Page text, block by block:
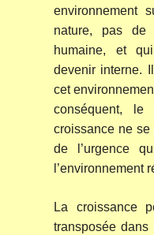
environnement
nature, pas de
humaine, et
devenir interne.
cet
conséquent,
croissance ne
de l’urgence
l’environnement
La croissance
transposée